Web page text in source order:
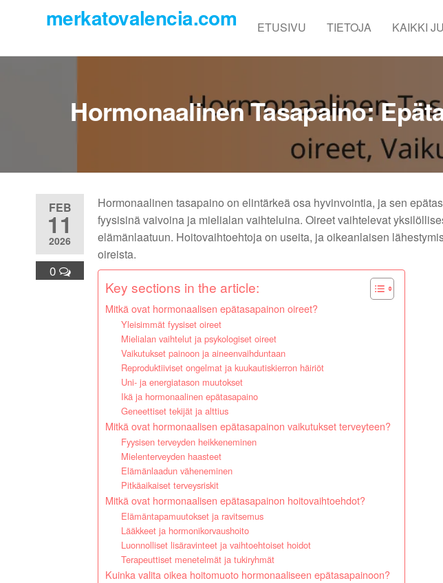
content
merkatovalencia.com ETUSIVU TIETOJA KAIKKI
Hormonaalinen Tasapaino:
FEB
11
2026
0
Hormonaalinen tasapaino on elintärkeä osa hyvinvointia, ja sen
fyysisinä vaivoina ja mielialan vaihteluina. Oireet vaihtelevat
elämänlaatuun. Hoitovaihtoehtoja on useita, ja oikeanlaisen
oireista.
Key sections in the article:
Mitkä ovat hormonaalisen epätasapainon oireet?
Yleisimmät fyysiset oireet
Mielialan vaihtelut ja psykologiset oireet
Vaikutukset painoon ja aineenvaihduntaan
Reproduktiiviset ongelmat ja kuukautiskierron häiriöt
Uni- ja energiatason muutokset
Ikä ja hormonaalinen epätasapaino
Geneettiset tekijät ja alttius
Mitkä ovat hormonaalisen epätasapainon vaikutukset terveyteen?
Fyysisen terveyden heikkeneminen
Mielenterveyden haasteet
Elämänlaadun väheneminen
Pitkäaikaiset terveysriskit
Mitkä ovat hormonaalisen epätasapainon hoitovaihtoehdot?
Elämäntapamuutokset ja ravitsemus
Lääkkeet ja hormonikorvaushoito
Luonnolliset lisäravinteet ja vaihtoehtoiset hoidot
Terapeuttiset menetelmät ja tukiryhmät
Kuinka valita oikea hoitomuoto hormonaaliseen epätasapainoon?